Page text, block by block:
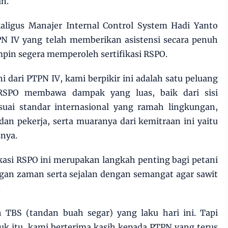
Manajer Internal Control System Hadi Yanto
IV yang telah memberikan asistensi secara penuh
segera memperoleh sertifikasi RSPO.
dari PTPN IV, kami berpikir ini adalah satu peluang
membawa dampak yang luas, baik dari sisi
standar internasional yang ramah lingkungan,
pekerja, serta muaranya dari kemitraan ini yaitu
RSPO ini merupakan langkah penting bagi petani
zaman serta sejalan dengan semangat agar sawit
(tandan buah segar) yang laku hari ini. Tapi